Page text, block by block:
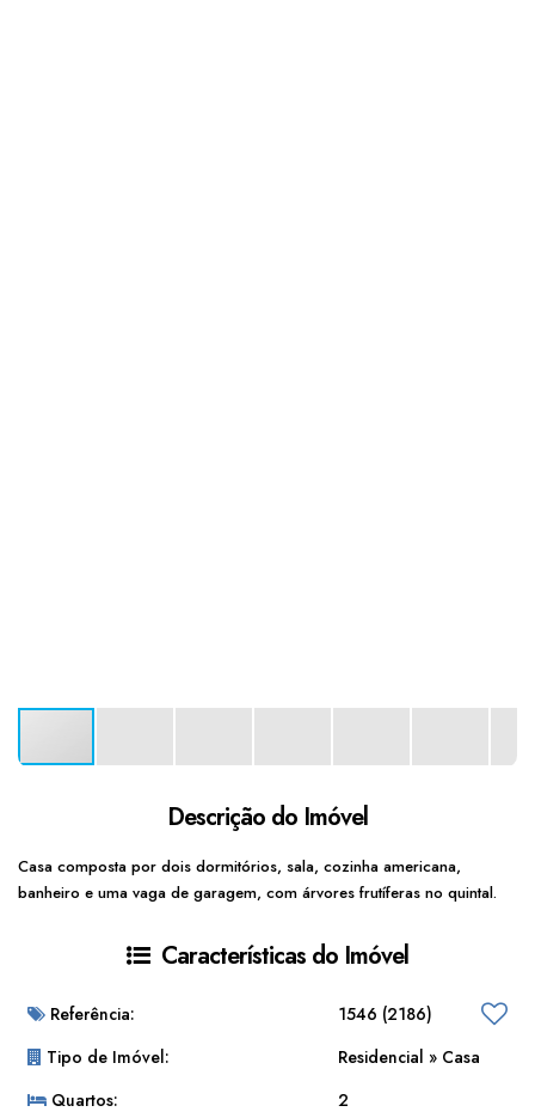
Descrição do Imóvel
Casa composta por dois dormitórios, sala, cozinha americana,
banheiro e uma vaga de garagem, com árvores frutíferas no quintal.
Características do Imóvel
Referência: 1546 (2186)
Tipo de Imóvel:
Residencial » Casa
Quartos:
2